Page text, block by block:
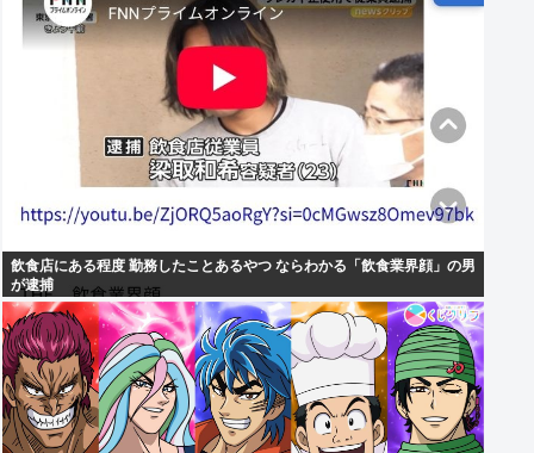
飲食店にある程度 勤務したことあるやつ ならわかる「飲食業界顔」の男
が逮捕